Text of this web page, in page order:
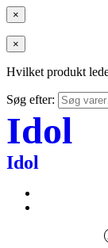
×
×
Hvilket produkt
Søg efter:
Idol
Idol